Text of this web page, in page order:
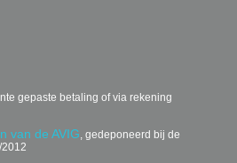
gepaste betaling of via rekening
van de AVIG, gedeponeerd bij de